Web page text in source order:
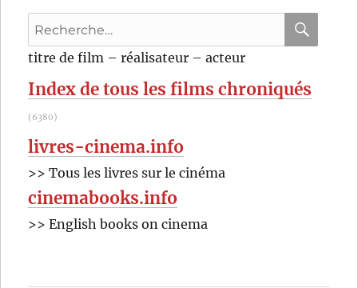
Recherche
pour
:
titre de film – réalisateur – acteur
Index de tous les films chroniqués
(6380)
livres-cinema.info
>> Tous les livres sur le cinéma
cinemabooks.info
>> English books on cinema